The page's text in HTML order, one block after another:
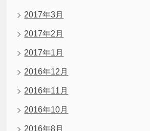
2017年3月
2017年2月
2017年1月
2016年12月
2016年11月
2016年10月
2016年8月